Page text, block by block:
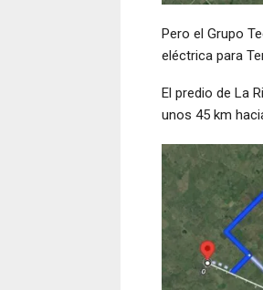
Pero el Grupo
eléctrica para
El predio de La
unos 45 km